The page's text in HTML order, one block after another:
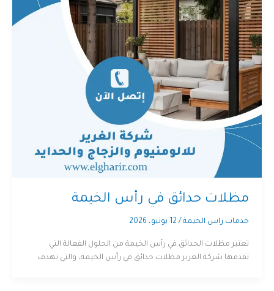
مظلات حدائق في رأس الخيمة
خدمات راس الخيمة/ 12 يونيو، 2026
تعتبر مظلات الحدائق في رأس الخيمة من الحلول الفعالة التي
تقدمها شركة الغرير مظلات حدائق في رأس الخيمة، والتي تهدف